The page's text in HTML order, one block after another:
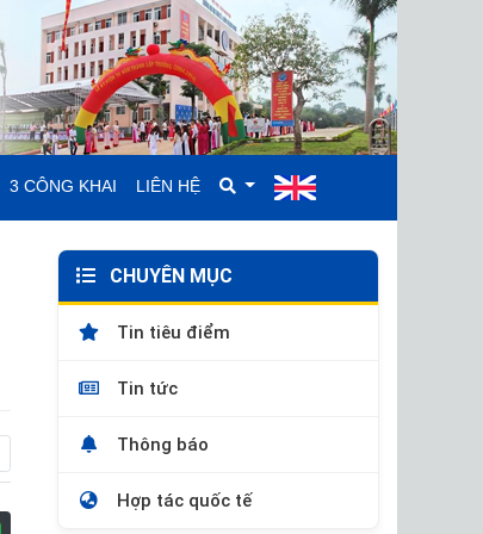
3 CÔNG KHAI LIÊN HỆ
CHUYÊN MỤC
Tin tiêu điểm
Tin tức
Thông báo
Hợp tác quốc tế